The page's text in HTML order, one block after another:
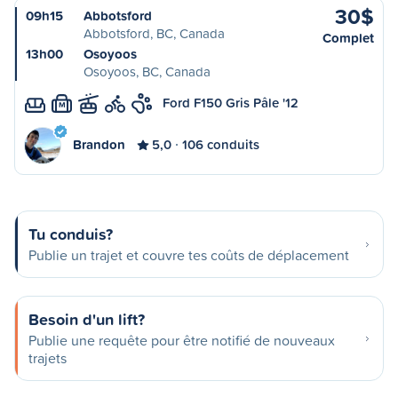
09h15
Abbotsford
Abbotsford, BC, Canada
13h00
Osoyoos
Osoyoos, BC, Canada
30$
Complet
M Ford F150 Gris Pâle '12
Brandon 5,0 106 conduits
Tu conduis?
Publie un trajet et couvre tes coûts de déplacement
Besoin d'un lift?
Publie une requête pour être notifié de nouveaux
trajets